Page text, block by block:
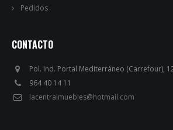
Pedidos
CONTACTO
Pol. Ind. Portal Mediterráneo (Carrefour),
964 40 14 11
lacentralmuebles@hotmail.com